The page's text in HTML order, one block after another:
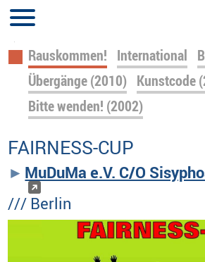
Navigation
überspringen
Rauskommen! International
Übergänge (2010) Kunstcode
Bitte wenden! (2002)
FAIRNESS-CUP
MuDuMa e.V. C/O
/// Berlin